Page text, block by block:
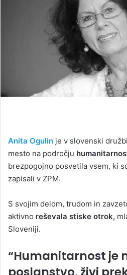
Anita Ogulin je v slovenski
mesto na področju
brezpogojno posvetila vsem, ki
zapisali v ZPM.
S svojim delom, trudom in
aktivno reševala stiske otrok,
Sloveniji.
“Humanitarnost je